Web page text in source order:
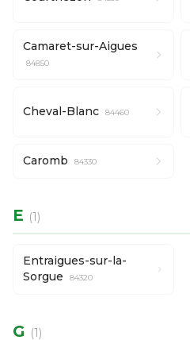
Camaret-sur-Aigues
84850
Cheval-Blanc 84460
Caromb 84330
E (1)
Entraigues-sur-la-
Sorgue
84320
G (1)